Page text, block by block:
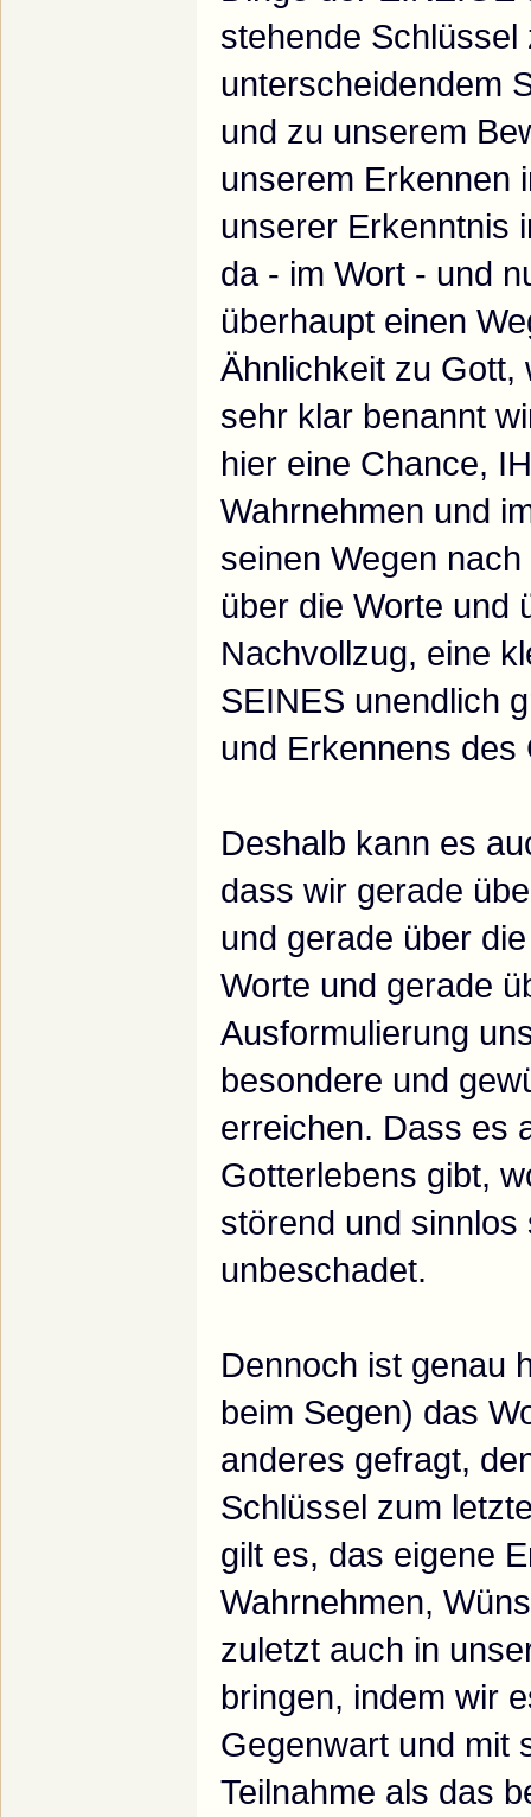
stehende Schlüssel
unterscheidendem
und zu unserem
unserem Erkennen
unserer Erkenntnis
da - im Wort - und
überhaupt einen
Ähnlichkeit zu Gott,
sehr klar benannt
hier eine Chance,
Wahrnehmen und
seinen Wegen
über die Worte und
Nachvollzug, eine
SEINES unendlich
und Erkennens
Deshalb kann es
dass wir gerade
und gerade über
Worte und gerade
Ausformulierung
besondere und
erreichen. Dass es
Gotterlebens gibt,
störend und
unbeschadet.
Dennoch ist genau
beim Segen) das
anderes gefragt,
Schlüssel zum
gilt es, das eigene
Wahrnehmen,
zuletzt auch in
bringen, indem wir
Gegenwart und mit
Teilnahme als das